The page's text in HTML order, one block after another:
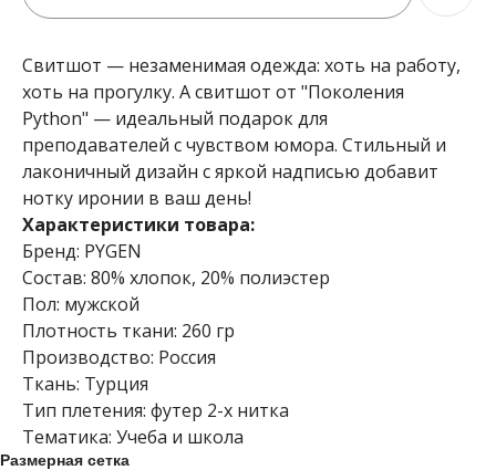
Свитшот — незаменимая одежда: хоть на работу,
хоть на прогулку. А свитшот от "Поколения
Python" — идеальный подарок для
преподавателей с чувством юмора. Стильный и
лаконичный дизайн с яркой надписью добавит
нотку иронии в ваш день!
Характеристики товара:
Бренд: PYGEN
Состав: 80% хлопок, 20% полиэстер
Пол: мужской
Плотность ткани: 260 гр
Производство: Россия
Ткань: Турция
Тип плетения: футер 2-х нитка
Тематика: Учеба и школа
Размерная сетка